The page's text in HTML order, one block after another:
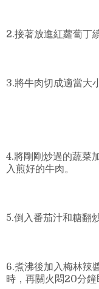
2.接著放進紅蘿蔔丁
3.將牛肉切成適當大
4.將剛剛炒過的蔬菜
入煎好的牛肉。
5.倒入番茄汁和糖翻
6.煮沸後加入梅林辣
時，再關火悶20分鐘